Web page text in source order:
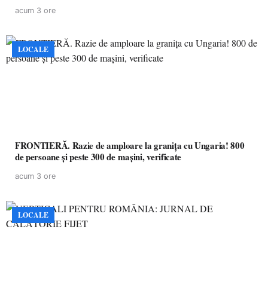
acum 3 ore
LOCALE
FRONTIERĂ. Razie de amploare la granița cu Ungaria! 800
de persoane și peste 300 de mașini, verificate
acum 3 ore
LOCALE